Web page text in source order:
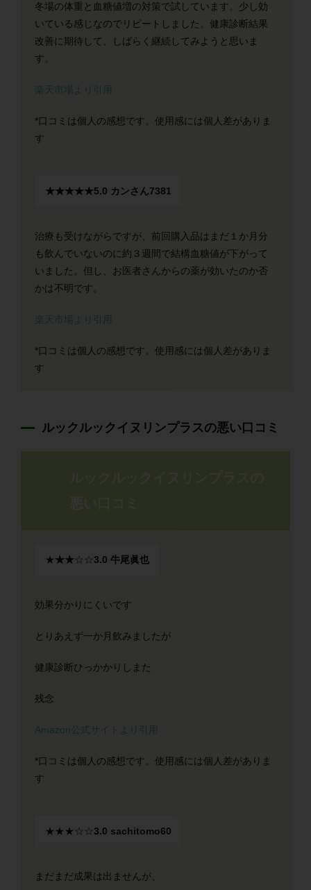
冬場の体重と血糖値増の対策で試しています。少し効
いている感じなのでリピートしました。健康診断結果
改善に期待して、しばらく継続してみようと思いま
す。
楽天市場より引用
*口コミは個人の感想です。使用感には個人差がありま
す
★★★★★5.0 カンさん7381
治療も受けながらですが、前回購入品はまだ１か月分
も飲んでいないのに約３週間で結構血糖値が下がって
いました。但し、お医者さんからの薬が効いたのか否
かは不明です。
楽天市場より引用
*口コミは個人の感想です。使用感には個人差がありま
す
ルックルックイヌリンプラスの悪い口コミ
★★★☆☆3.0 牛尾眞也
効果分かりにくいです
とりあえず一か月飲みましたが
健康診断ひっかかりしまた
残念
Amazon公式サイトより引用
*口コミは個人の感想です。使用感には個人差がありま
す
★★★☆☆3.0 sachitomo60
まだまだ成果は出ませんが、